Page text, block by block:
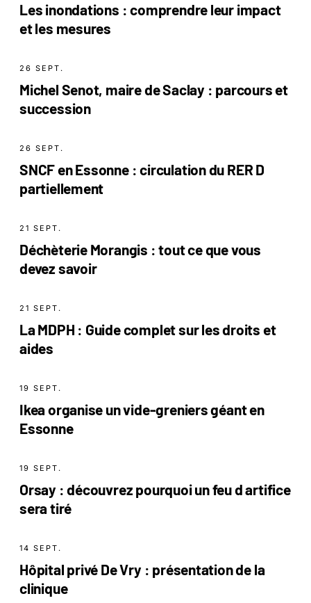
Les inondations : comprendre leur impact
et les mesures
26 SEPT.
Michel Senot, maire de Saclay : parcours et
succession
26 SEPT.
SNCF en Essonne : circulation du RER D
partiellement
21 SEPT.
Déchèterie Morangis : tout ce que vous
devez savoir
21 SEPT.
La MDPH : Guide complet sur les droits et
aides
19 SEPT.
Ikea organise un vide-greniers géant en
Essonne
19 SEPT.
Orsay : découvrez pourquoi un feu d artifice
sera tiré
14 SEPT.
Hôpital privé De Vry : présentation de la
clinique